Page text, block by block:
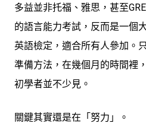
多益並非托福、雅思，甚至
的語言能力考試，反而是一個
英語檢定，適合所有人參加。
準備方法，在幾個月的時間裡
初學者並不少見。
關鍵其實還是在「努力」。